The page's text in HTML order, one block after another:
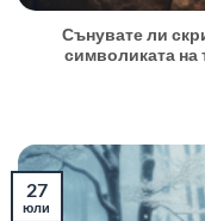
Сънувате ли
символиката
27
юли